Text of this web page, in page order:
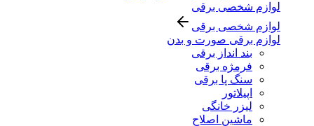
لوازم شخصی برقی
لوازم شخصی برقی
لوازم برقی صورت و بدن
بند انداز برقی
فرمژه برقی
سنگ پا برقی
اپیلاتور
لیزر خانگی
ماشین اصلاح